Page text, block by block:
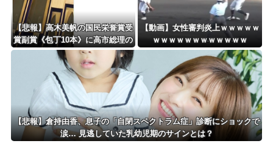
【悲報】高木美帆の国民栄誉賞受
賞副賞《包丁10本》に高市総理の
名前も刻印ｗｗｗｗｗｗｗｗｗ
【動画】女性審判炎上ｗｗｗｗｗ
ｗｗｗｗｗｗｗｗｗｗｗｗ
【悲報】倉持由香、息子の「自閉スペクトラム症」診断にショックで
涙… 見逃していた乳幼児期のサインとは？